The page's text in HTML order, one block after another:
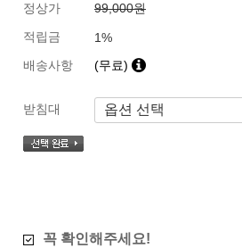
정상가
99,000원
적립금
1%
배송사항
(무료)
받침대
꼭 확인해주세요!